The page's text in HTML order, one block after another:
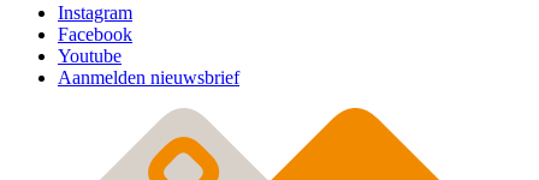
Instagram
Facebook
Youtube
Aanmelden nieuwsbrief